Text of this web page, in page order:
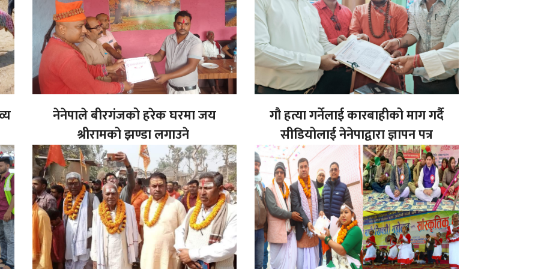
नेनेपाले बीरगंजको हरेक घरमा जय
श्रीरामको झण्डा लगाउने
गौ हत्या गर्नेलाई कारबाहीको माग गर्दै
सीडियोलाई नेनेपाद्वारा ज्ञापन पत्र